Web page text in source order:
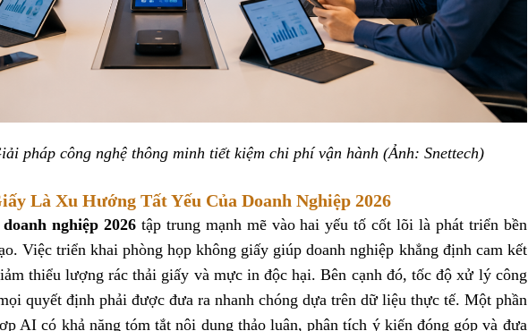
pháp công nghệ thông minh tiết kiệm chi phí vận hành (Ảnh: Snettech)
Là Xu Hướng Tất Yếu Của Doanh Nghiệp 2026
nghiệp 2026tập trung mạnh mẽ vào hai yếu tố cốt lõi là phát triển bền
Việc triển khai phòng họp không giấy giúp doanh nghiệp khẳng định cam kết
thiểu lượng rác thải giấy và mực in độc hại. Bên cạnh đó, tốc độ xử lý công
quyết định phải được đưa ra nhanh chóng dựa trên dữ liệu thực tế. Một phần
AI có khả năng tóm tắt nội dung thảo luận, phân tích ý kiến đóng góp và đưa